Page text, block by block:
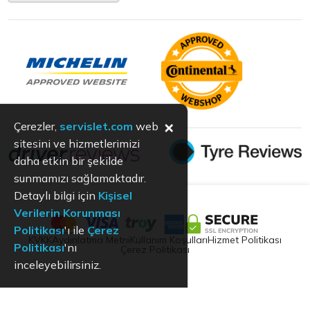
Aydınlatma Metni Kullanım KoşullarıHizmet Politikası
Çerez Politikası
Çerezler, servislet.com web
sitesini ve hizmetlerimizi
daha etkin bir şekilde
sunmamızı sağlamaktadır.
Detaylı bilgi için Kişisel
Verilerin Korunması
Politikası'ı ile Çerez
Politikası'nı
inceleyebilirsiniz.
×